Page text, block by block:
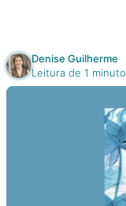
Denise Guilherme
Leitura de 1 minuto